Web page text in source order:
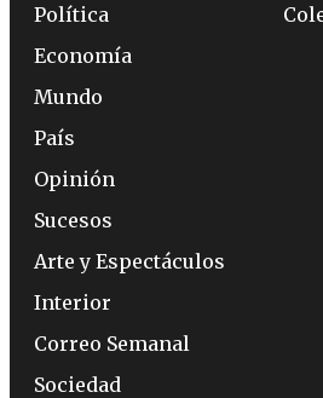
Política
Economía
Mundo
País
Opinión
Sucesos
Arte y Espectáculos
Interior
Correo Semanal
Sociedad